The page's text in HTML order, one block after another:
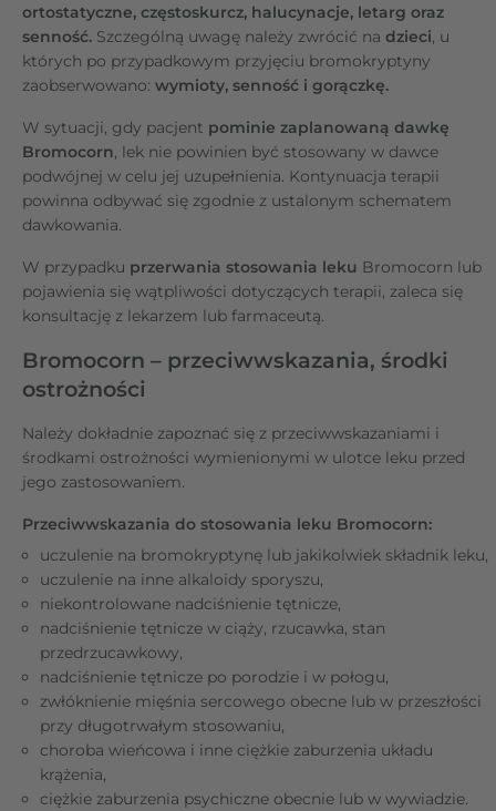
ortostatyczne, częstoskurcz, halucynacje, letarg oraz
senność. Szczególną uwagę należy zwrócić na dzieci, u
których po przypadkowym przyjęciu bromokryptyny
zaobserwowano: wymioty, senność i gorączkę.
W sytuacji, gdy pacjent pominie zaplanowaną dawkę
Bromocorn, lek nie powinien być stosowany w dawce
podwójnej w celu jej uzupełnienia. Kontynuacja terapii
powinna odbywać się zgodnie z ustalonym schematem
dawkowania.
W przypadku przerwania stosowania leku Bromocorn lub
pojawienia się wątpliwości dotyczących terapii, zaleca się
konsultację z lekarzem lub farmaceutą.
Bromocorn – przeciwwskazania, środki
ostrożności
Należy dokładnie zapoznać się z przeciwwskazaniami i
środkami ostrożności wymienionymi w ulotce leku przed
jego zastosowaniem.
Przeciwwskazania do stosowania leku Bromocorn:
uczulenie na bromokryptynę lub jakikolwiek składnik leku,
uczulenie na inne alkaloidy sporyszu,
niekontrolowane nadciśnienie tętnicze,
nadciśnienie tętnicze w ciąży, rzucawka, stan
przedrzucawkowy,
nadciśnienie tętnicze po porodzie i w połogu,
zwłóknienie mięśnia sercowego obecne lub w przeszłości
przy długotrwałym stosowaniu,
choroba wieńcowa i inne ciężkie zaburzenia układu
krążenia,
ciężkie zaburzenia psychiczne obecnie lub w wywiadzie.